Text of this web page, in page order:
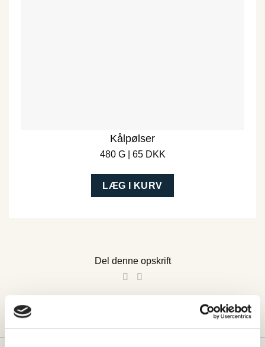
Kålpølser
480 G | 65 DKK
LÆG I KURV
Del denne opskrift